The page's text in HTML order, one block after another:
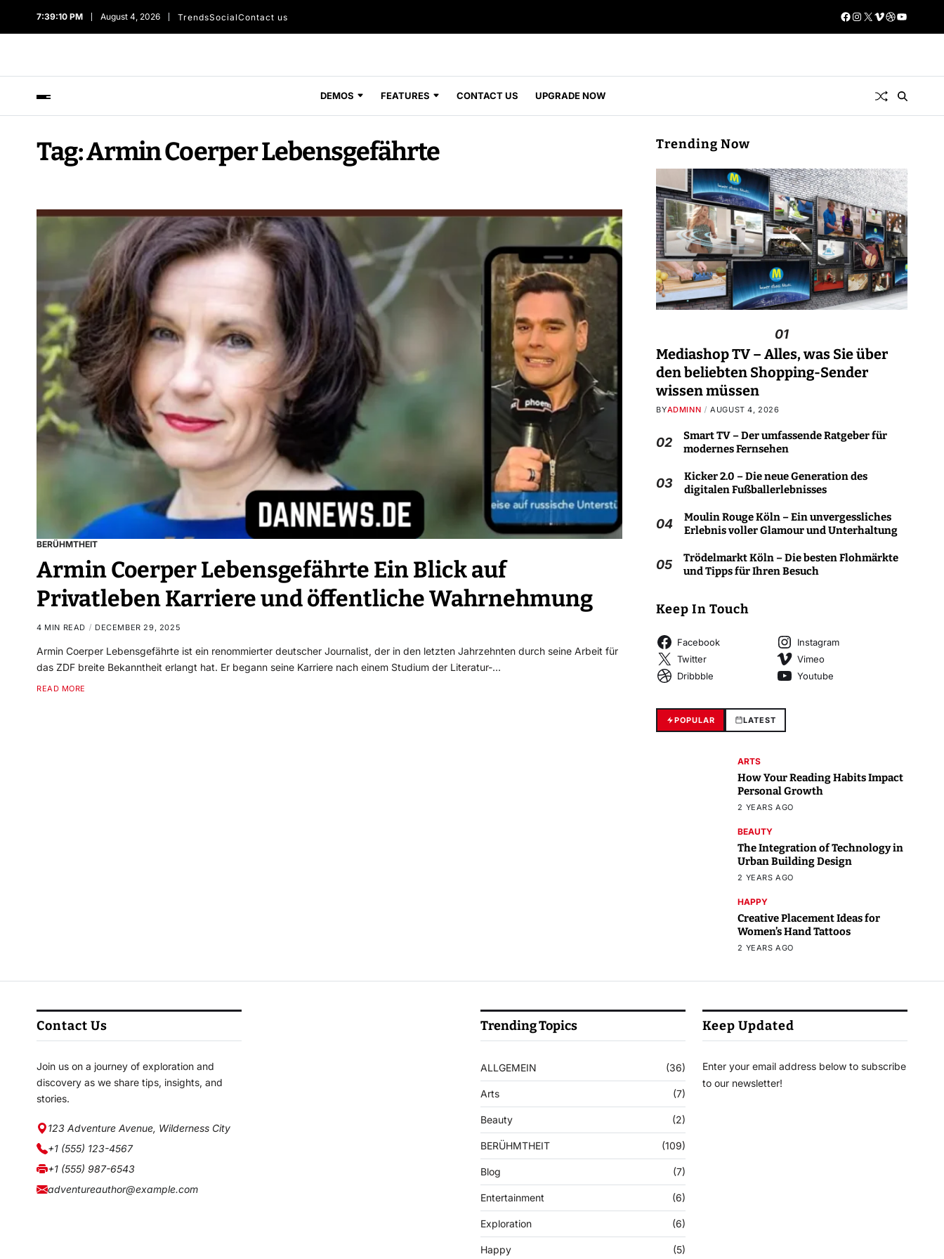
7:39:10 PM August 4, 2026 TrendsSocialContact us
DEMOS FEATURES CONTACT US UPGRADE NOW
Tag:Armin Coerper Lebensgefährte
BERÜHMTHEIT
Armin Coerper Lebensgefährte Ein Blick auf
Privatleben Karriere und öffentliche Wahrnehmung
4 MIN READ DECEMBER 29, 2025
Armin Coerper Lebensgefährte ist ein renommierter deutscher Journalist, der in den letzten Jahrzehnten durch seine Arbeit für
das ZDF breite Bekanntheit erlangt hat. Er begann seine Karriere nach einem Studium der Literatur-…
READ MORE
Trending Now
01
Mediashop TV – Alles, was Sie über
den beliebten Shopping-Sender
wissen müssen
BYADMINN AUGUST 4, 2026
02
Smart TV – Der umfassende Ratgeber für
modernes Fernsehen
03
Kicker 2.0 – Die neue Generation des
digitalen Fußballerlebnisses
04
Moulin Rouge Köln – Ein unvergessliches
Erlebnis voller Glamour und Unterhaltung
05
Trödelmarkt Köln – Die besten Flohmärkte
und Tipps für Ihren Besuch
Keep In Touch
Facebook
Instagram
Twitter
Vimeo
Dribbble
Youtube
POPULAR LATEST
ARTS
How Your Reading Habits Impact
Personal Growth
2 YEARS AGO
BEAUTY
The Integration of Technology in
Urban Building Design
2 YEARS AGO
HAPPY
Creative Placement Ideas for
Women’s Hand Tattoos
2 YEARS AGO
Contact Us
Join us on a journey of exploration and
discovery as we share tips, insights, and
stories.
123 Adventure Avenue, Wilderness City
+1 (555) 123-4567
+1 (555) 987-6543
adventureauthor@example.com
Trending Topics
ALLGEMEIN (36)
Arts (7)
Beauty (2)
BERÜHMTHEIT (109)
Blog (7)
Entertainment (6)
Exploration (6)
Happy (5)
Keep Updated
Enter your email address below to subscribe
to our newsletter!